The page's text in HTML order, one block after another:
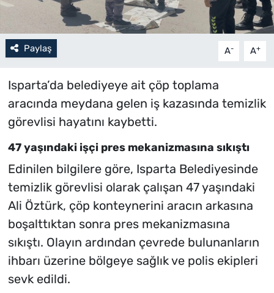
Paylaş A- A+
Isparta’da belediyeye ait çöp toplama
aracında meydana gelen iş kazasında temizlik
görevlisi hayatını kaybetti.
47 yaşındaki işçi pres mekanizmasına sıkıştı
Edinilen bilgilere göre, Isparta Belediyesinde
temizlik görevlisi olarak çalışan 47 yaşındaki
Ali Öztürk, çöp konteynerini aracın arkasına
boşalttıktan sonra pres mekanizmasına
sıkıştı. Olayın ardından çevrede bulunanların
ihbarı üzerine bölgeye sağlık ve polis ekipleri
sevk edildi.